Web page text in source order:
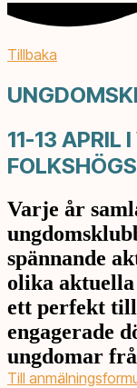
Tillbaka
11-13 APRIL
Varje år
spännande
olika aktuella
ett perfekt
engagerade
ungdomar
Till